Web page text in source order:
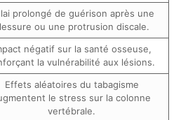
prolongé de guérison après une
ou une protrusion discale.
négatif sur la santé osseuse,
la vulnérabilité aux lésions.
Effets aléatoires du tabagisme
le stress sur la colonne
vertébrale.